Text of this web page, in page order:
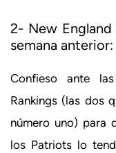
2- New
semana
Confieso ante
Rankings (las dos
número uno) para
los Patriots lo